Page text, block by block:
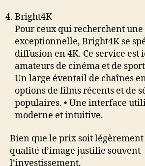
Bright4K
Pour ceux qui recherchent
exceptionnelle, Bright4K se
diffusion en 4K. Ce service est
amateurs de cinéma et de
Un large éventail de chaînes
options de films récents et de
populaires. • Une interface
moderne et intuitive.
Bien que le prix soit
qualité d’image justifie souvent
l’investissement.